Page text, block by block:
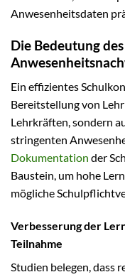
Anwesenheitsdaten
Die Bedeutung
Ein effizientes
Bereitstellung von
Lehrkräften, sondern
stringenten
Dokumentation der
Baustein, um hohe
mögliche
Verbesserung der
Teilnahme
Studien belegen, dass